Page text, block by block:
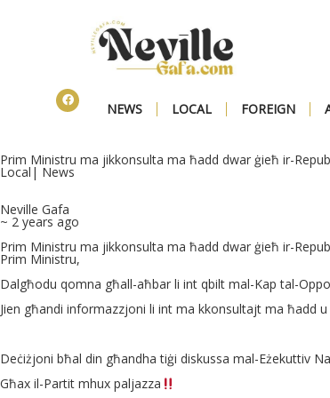
NEWS LOCAL FOREIGN
Prim Ministru ma jikkonsulta ma ħadd dwar ġieħ ir-
Local | News
Neville Gafa
~ 2 years ago
Prim Ministru ma jikkonsulta ma ħadd dwar ġieħ ir-
Prim Ministru,
Dalgħodu qomna għall-aħbar li int qbilt mal-Kap tal-
Jien għandi informazzjoni li int ma kkonsultajt ma ħadd
Deċiżjoni bħal din għandha tiġi diskussa mal-Eżekuttiv
Għax il-Partit mhux paljazza